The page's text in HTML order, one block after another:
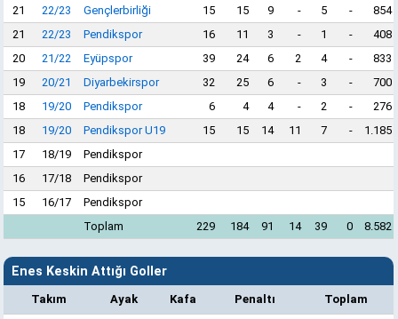
21
22/23 Gençlerbirliği 15 15 9 - 5 -
854
21
22/23 Pendikspor 16 11 3 - 1 -
408
20
21/22 Eyüpspor 39 24 6 2 4 -
833
19
20/21 Diyarbekirspor 32 25 6 - 3 -
700
18
19/20 Pendikspor 6 4 4 - 2 -
276
18
19/20 Pendikspor U19 15 15 14 11 7 -
1.185
17
18/19
Pendikspor
16
17/18
Pendikspor
15
16/17
Pendikspor
Toplam
229 184 91 14 39 0 8.582
Enes Keskin Attığı Goller
Takım Ayak Kafa Penaltı Toplam